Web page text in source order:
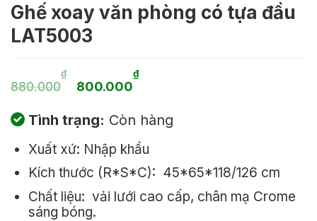
Ghế xoay văn phòng có tựa đầu
LAT5003
880.000
₫
Giá
gốc
là:
880.000₫.
800.000
₫Giá
hiện
tại
là:
800.000₫.
Tình trạng: Còn hàng
Xuất xứ: Nhập khẩu
Kích thước (R*S*C): 45*65*118/126 cm
Chất liệu: vải lưới cao cấp, chân mạ Crome
sáng bóng.